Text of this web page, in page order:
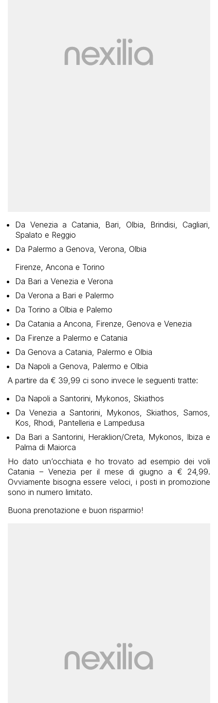
Da Venezia a Catania, Bari, Olbia, Brindisi, Cagliari,
Spalato e Reggio
Da Palermo a Genova, Verona, Olbia
Firenze, Ancona e Torino
Da Bari a Venezia e Verona
Da Verona a Bari e Palermo
Da Torino a Olbia e Palemo
Da Catania a Ancona, Firenze, Genova e Venezia
Da Firenze a Palermo e Catania
Da Genova a Catania, Palermo e Olbia
Da Napoli a Genova, Palermo e Olbia
A partire da € 39,99 ci sono invece le seguenti tratte:
Da Napoli a Santorini, Mykonos, Skiathos
Da Venezia a Santorini, Mykonos, Skiathos, Samos,
Kos, Rhodi, Pantelleria e Lampedusa
Da Bari a Santorini, Heraklion/Creta, Mykonos, Ibiza e
Palma di Maiorca
Ho dato un’occhiata e ho trovato ad esempio dei voli
Catania – Venezia per il mese di giugno a € 24,99.
Ovviamente bisogna essere veloci, i posti in promozione
sono in numero limitato.
Buona prenotazione e buon risparmio!